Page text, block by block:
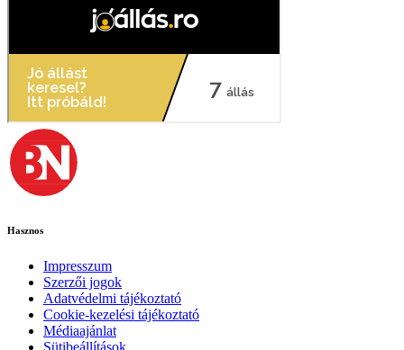
Hasznos
Impresszum
Szerzői jogok
Adatvédelmi tájékoztató
Cookie-kezelési tájékoztató
Médiaajánlat